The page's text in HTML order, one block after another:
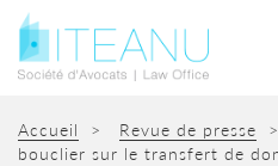
Accueil > Revue de presse
bouclier sur le transfert de